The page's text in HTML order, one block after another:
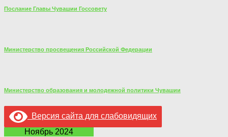
Послание Главы Чувашии Госсовету
Министерство просвещения Российской Федерации
Министерство образования и молодежной политики Чувашии
Версия сайта для слабовидящих
Ноябрь 2024